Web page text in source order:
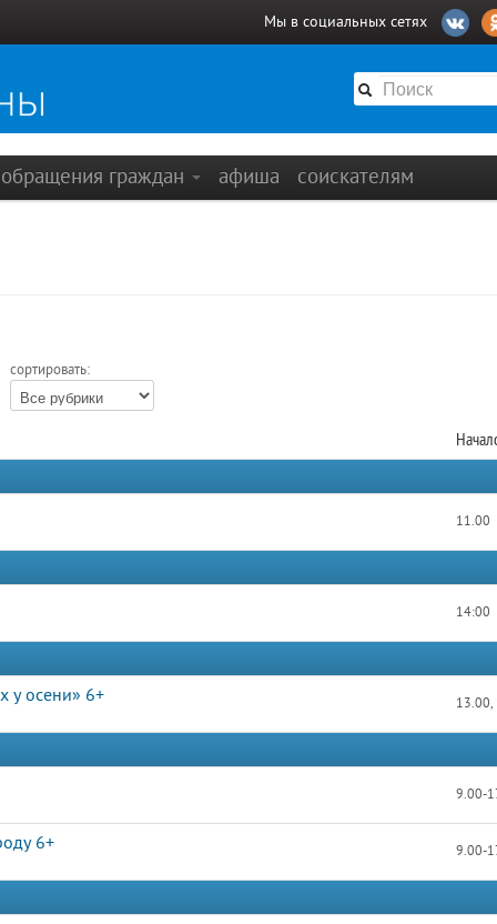
Мы в социальных сетях
обращения граждан афиша соискателям
сортировать:
11.00
14:00
у осени» 6+
13.00,
9.00-
6+ 9.00-